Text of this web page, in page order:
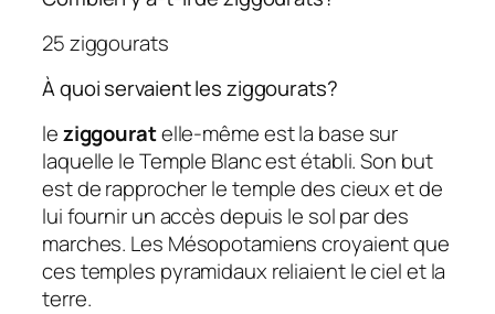
25 ziggourats
À quoi servaient les ziggourats?
leziggouratelle-même est la base sur
laquelle le Temple Blanc est établi. Son but
est de rapprocher le temple des cieux et de
lui fournir un accès depuis le sol par des
marches. Les Mésopotamiens croyaient que
ces temples pyramidaux reliaient le ciel et la
terre.